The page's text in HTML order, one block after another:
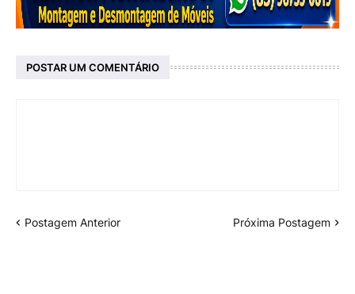
POSTAR UM COMENTÁRIO
Postagem Anterior Próxima Postagem